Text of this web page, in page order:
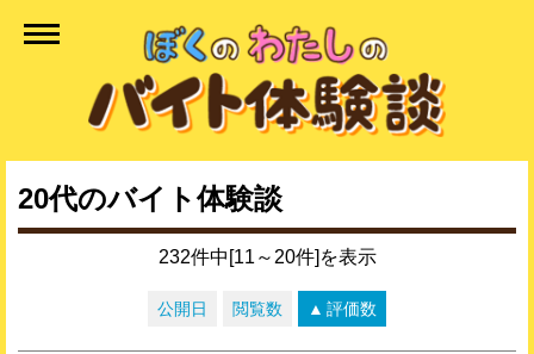
20代のバイト体験談
232件中[11～20件]を表示
公開日 閲覧数 評価数